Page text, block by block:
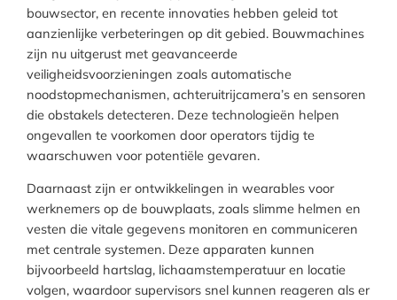
bouwsector, en recente innovaties hebben geleid tot
aanzienlijke verbeteringen op dit gebied. Bouwmachines
zijn nu uitgerust met geavanceerde
veiligheidsvoorzieningen zoals automatische
noodstopmechanismen, achteruitrijcamera’s en sensoren
die obstakels detecteren. Deze technologieën helpen
ongevallen te voorkomen door operators tijdig te
waarschuwen voor potentiële gevaren.
Daarnaast zijn er ontwikkelingen in wearables voor
werknemers op de bouwplaats, zoals slimme helmen en
vesten die vitale gegevens monitoren en communiceren
met centrale systemen. Deze apparaten kunnen
bijvoorbeeld hartslag, lichaamstemperatuur en locatie
volgen, waardoor supervisors snel kunnen reageren als er